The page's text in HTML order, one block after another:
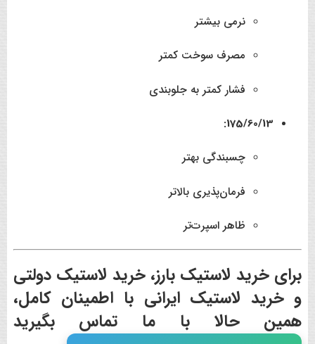
نرمی بیشتر
مصرف سوخت کمتر
فشار کمتر به جلوبندی
175/60/13:
چسبندگی بهتر
فرمان‌پذیری بالاتر
ظاهر اسپرت‌تر
برایخرید لاستیک بارز، خرید لاستیک دولتی
و خرید لاستیک ایرانی با اطمینان کامل،
همین حالا با ما تماس بگیرید